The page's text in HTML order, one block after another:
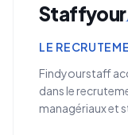
Staffyour
LE
Findyourstaff
dans le
managériaux et